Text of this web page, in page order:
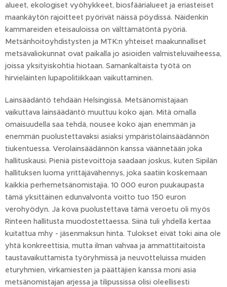
alueet, ekologiset vyöhykkeet, biosfäärialueet ja eriasteiset
maankäytön rajoitteet pyörivät näissä pöydissä. Näidenkin
kammareiden eteisauloissa on välttämätöntä pyöriä.
Metsänhoitoyhdistysten ja MTK:n yhteiset maakunnalliset
metsävaliokunnat ovat paikalla jo asioiden valmisteluvaiheessa,
joissa yksityiskohtia hiotaan. Samankaltaista työtä on
hirvieläinten lupapolitiikkaan vaikuttaminen.
Lainsäädäntö tehdään Helsingissä. Metsänomistajaan
vaikuttava lainsäädäntö muuttuu koko ajan. Mitä omalla
omaisuudella saa tehdä, nousee koko ajan enemmän ja
enemmän puolustettavaksi asiaksi ympäristölainsäädännön
tiukentuessa. Verolainsäädännön kanssa väännetään joka
hallituskausi. Pieniä pistevoittoja saadaan joskus, kuten Sipilän
hallituksen luoma yrittäjävähennys, joka saatiin koskemaan
kaikkia perhemetsänomistajia. 10 000 euron puukaupasta
tämä yksittäinen edunvalvonta voitto tuo 150 euron
verohyödyn. Ja kova puolustettava tämä veroetu oli myös
Rinteen hallitusta muodostettaessa. Siinä tuli yhdellä kertaa
kuitattua mhy - jäsenmaksun hinta. Tulokset eivät toki aina ole
yhtä konkreettisia, mutta ilman vahvaa ja ammattitaitoista
taustavaikuttamista työryhmissä ja neuvotteluissa muiden
eturyhmien, virkamiesten ja päättäjien kanssa moni asia
metsänomistajan arjessa ja tilipussissa olisi oleellisesti